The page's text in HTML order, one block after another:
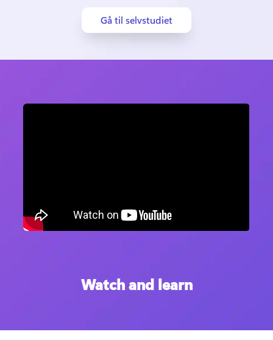
Gå til selvstudiet
Watch and learn